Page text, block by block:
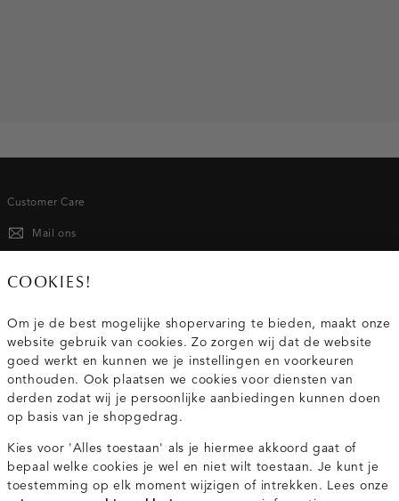
Customer Care
Mail ons
020 - 3412 667
Service
Wij zijn Costes
Topcategorieën voor jou
COOKIES!
Om je de best mogelijke shopervaring te bieden, maakt onze
website gebruik van cookies. Zo zorgen wij dat de website
goed werkt en kunnen we je instellingen en voorkeuren
onthouden. Ook plaatsen we cookies voor diensten van
derden zodat wij je persoonlijke aanbiedingen kunnen doen
op basis van je shopgedrag.
Kies voor 'Alles toestaan' als je hiermee akkoord gaat of
bepaal welke cookies je wel en niet wilt toestaan. Je kunt je
toestemming op elk moment wijzigen of intrekken. Lees onze